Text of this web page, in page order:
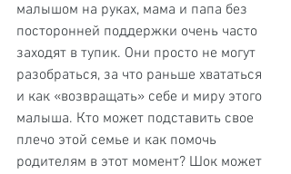
малышом на руках, мама и папа без
посторонней поддержки очень часто
заходят в тупик. Они просто не могут
разобраться, за что раньше хвататься
и как «возвращать» себе и миру этого
малыша. Кто может подставить свое
плечо этой семье и как помочь
родителям в этот момент? Шок может